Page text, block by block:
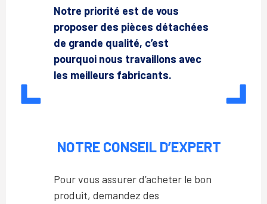
Notre priorité est de vous
proposer des pièces détachées
de grande qualité, c’est
pourquoi nous travaillons avec
les meilleurs fabricants.
NOTRE CONSEIL D’EXPERT
Pour vous assurer d’acheter le bon
produit, demandez des